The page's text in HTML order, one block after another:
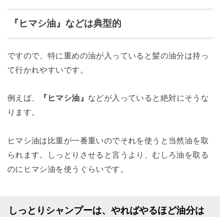
『ヒマシ油』などは典型的
ですので、特に重めの油が入っていると髪の油分は持っ
て行かれやすいです。
例えば、 『ヒマシ油』 などが入っていると絶対にそうな
ります。
ヒマシ油は比重が一番重いのでそれを使うと当然油を取
られます。しっとりさせると言うより、むしろ油を取る
のにヒマシ油を使うぐらいです。
しっとりシャンプーは、やればやるほど油分は